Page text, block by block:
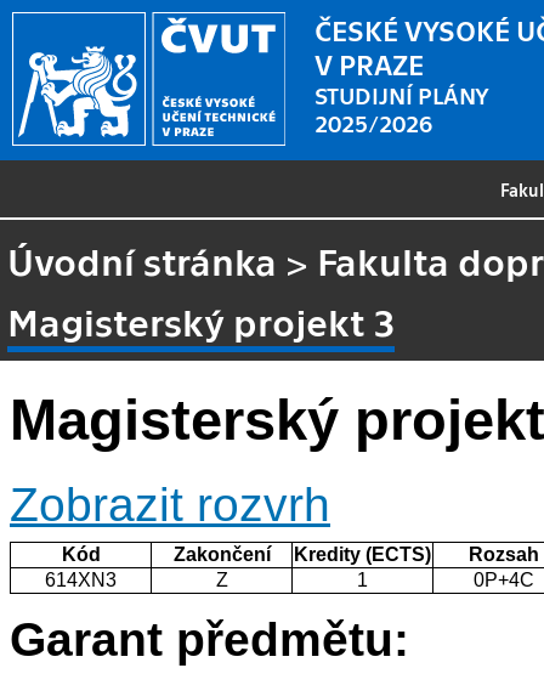
ČESKÉ VYSOKÉ
V PRAZE
STUDIJNÍ PLÁNY
2025/2026
Úvodní stránka > Fakulta
Magisterský projekt 3
Magisterský
Zobrazit rozvrh
Kód Zakončení Kredity (ECTS)
Rozsah
614XN3
Z 1 0P+4C
Garant předmětu: